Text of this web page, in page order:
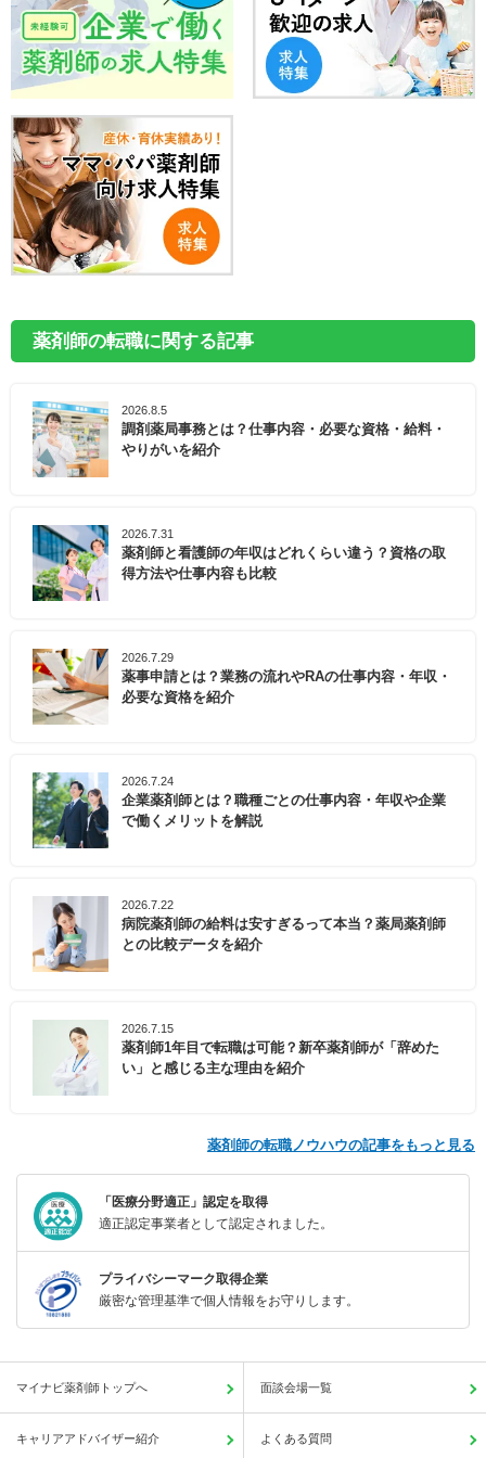
薬剤師の転職に関する記事
2026.8.5
調剤薬局事務とは？仕事内容・必要な資格・給料・
やりがいを紹介
2026.7.31
薬剤師と看護師の年収はどれくらい違う？資格の取
得方法や仕事内容も比較
2026.7.29
薬事申請とは？業務の流れやRAの仕事内容・年収・
必要な資格を紹介
2026.7.24
企業薬剤師とは？職種ごとの仕事内容・年収や企業
で働くメリットを解説
2026.7.22
病院薬剤師の給料は安すぎるって本当？薬局薬剤師
との比較データを紹介
2026.7.15
薬剤師1年目で転職は可能？新卒薬剤師が「辞めた
い」と感じる主な理由を紹介
薬剤師の転職ノウハウの記事をもっと見る
「医療分野適正」認定を取得
適正認定事業者として認定されました。
プライバシーマーク取得企業
厳密な管理基準で個人情報をお守りします。
マイナビ薬剤師トップへ 面談会場一覧
キャリアアドバイザー紹介 よくある質問